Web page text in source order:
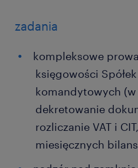
zadania
kompleksowe
księgowości
komandytowych
dekretowanie
rozliczanie VAT i
miesięcznych